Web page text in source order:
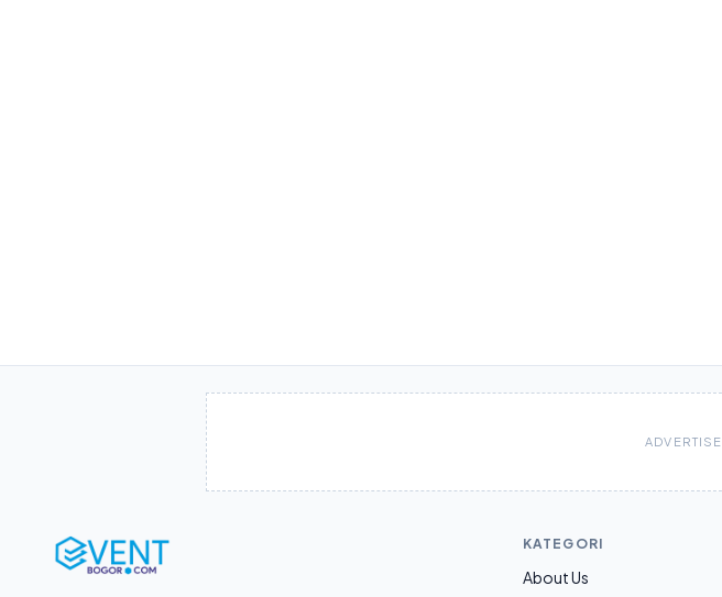
KATEGORI
About Us